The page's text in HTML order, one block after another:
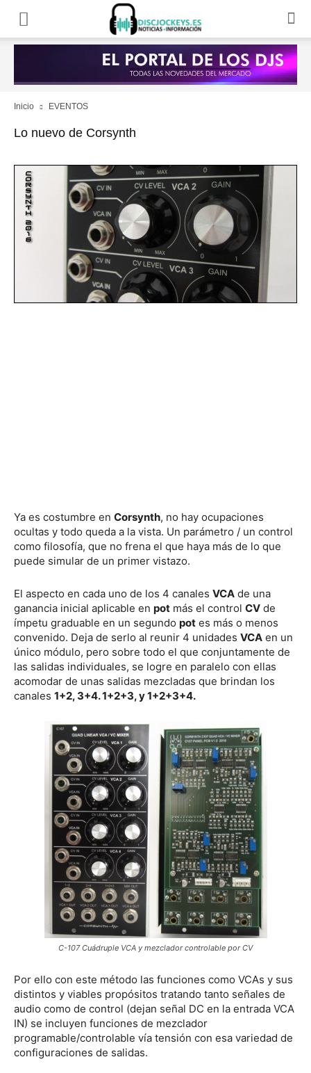
Inicio EVENTOS
Lo nuevo de Corsynth
Ya es costumbre en Corsynth, no hay ocupaciones
ocultas y todo queda a la vista. Un parámetro / un control
como filosofía, que no frena el que haya más de lo que
puede simular de un primer vistazo.
El aspecto en cada uno de los 4 canales VCA de una
ganancia inicial aplicable en pot más el control CV de
ímpetu graduable en un segundo pot es más o menos
convenido. Deja de serlo al reunir 4 unidades VCA en un
único módulo, pero sobre todo el que conjuntamente de
las salidas individuales, se logre en paralelo con ellas
acomodar de unas salidas mezcladas que brindan los
canales 1+2, 3+4. 1+2+3, y 1+2+3+4.
C-107 Cuádruple VCA y mezclador controlable por CV
Por ello con este método las funciones como VCAs y sus
distintos y viables propósitos tratando tanto señales de
audio como de control (dejan señal DC en la entrada VCA
IN) se incluyen funciones de mezclador
programable/controlable vía tensión con esa variedad de
configuraciones de salidas.